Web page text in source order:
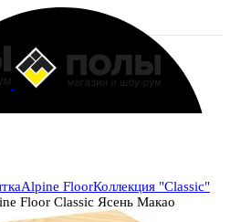
Alpine FloorКоллекция "Classic"
Floor Classic Ясень Макао